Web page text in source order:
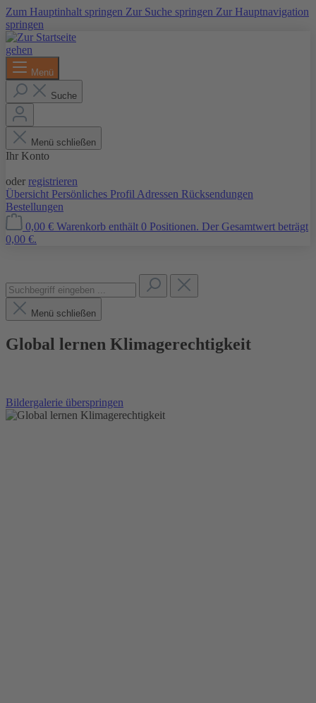
Zum Hauptinhalt springen Zur Suche springen Zur Hauptnavigation
springen
Menü
Suche
Menü schließen
Ihr Konto
oder registrieren
Übersicht Persönliches Profil Adressen Rücksendungen
Bestellungen
0,00 € Warenkorb enthält 0 Positionen. Der Gesamtwert beträgt
0,00 €.
Menü schließen
Global lernen Klimagerechtigkeit
Bildergalerie überspringen